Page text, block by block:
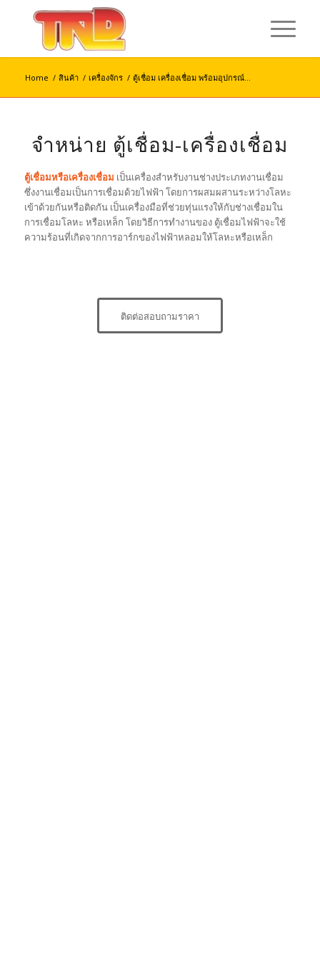
Home / สินค้า / เครื่องจักร / ตู้เชื่อม เครื่องเชื่อม พร้อมอุปกรณ์...
จำหน่าย ตู้เชื่อม-เครื่องเชื่อม
ตู้เชื่อมหรือเครื่องเชื่อม เป็นเครื่องสำหรับงานช่างประเภทงานเชื่อม
ซึ่งงานเชื่อมเป็นการเชื่อมด้วยไฟฟ้า โดยการผสมผสานระหว่างโลหะ
เข้าด้วยกันหรือติดกัน เป็นเครื่องมือที่ช่วยทุ่นแรงให้กับช่างเชื่อมใน
การเชื่อมโลหะ หรือเหล็ก โดยวิธีการทำงานของ ตู้เชื่อมไฟฟ้าจะใช้
ความร้อนที่เกิดจากการอาร์กของไฟฟ้าหลอมให้โลหะหรือเหล็ก
ติดต่อสอบถามราคา